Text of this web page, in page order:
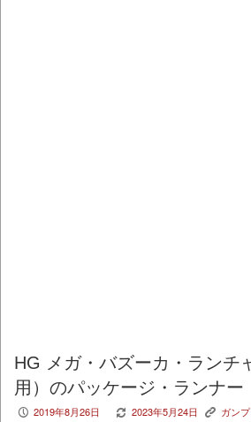
HG メガ・バズーカ・ランチ
用）のパッケージ・ランナー
P 2019年8月26日 V 2023年5月24日 K ガン